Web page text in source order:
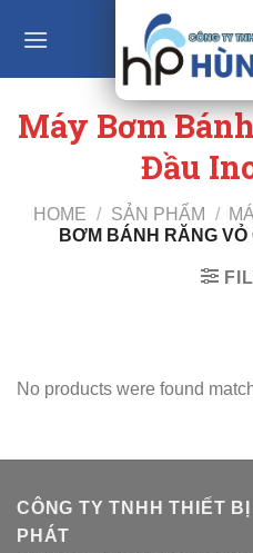
Máy Bơm
Đầu
HOME / SẢN PHẨM /
BƠM BÁNH RĂNG
No products were found
CÔNG TY TNHH THIẾT
PHÁT